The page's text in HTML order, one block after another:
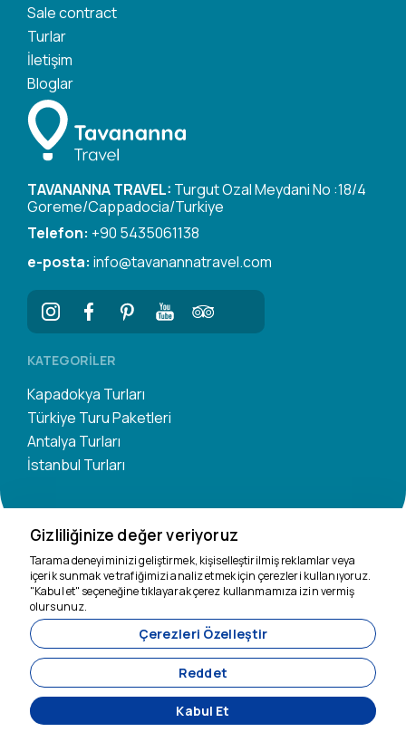
Sale contract
Turlar
İletişim
Bloglar
TAVANANNA TRAVEL: Turgut Ozal Meydani No :18/4
Goreme/Cappadocia/Turkiye
Telefon: +90 5435061138
e-posta: info@tavanannatravel.com
KATEGORILER
Kapadokya Turları
Türkiye Turu Paketleri
Antalya Turları
İstanbul Turları
Acente Yönetim Sistemi
Gizliliğinize değer veriyoruz
Tarama deneyiminizi geliştirmek, kişiselleştirilmiş reklamlar veya
içerik sunmak ve trafiğimizi analiz etmek için çerezleri kullanıyoruz.
"Kabul et" seçeneğine tıklayarak çerez kullanmamıza izin vermiş
olursunuz.
Çerezleri Özelleştir
Reddet
Kabul Et
Yardım için buradayız